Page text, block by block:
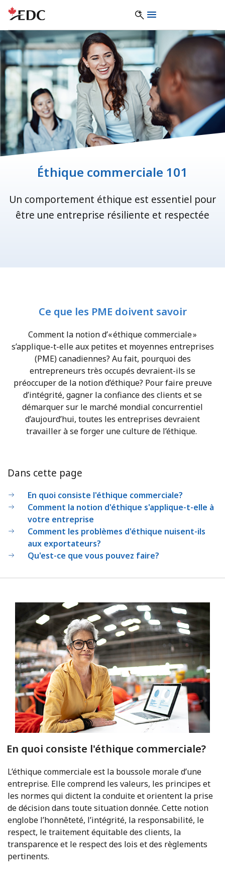
Éthique commerciale 101
Un comportement éthique est essentiel pour
être une entreprise résiliente et respectée
Ce que les PME doivent savoir
Comment la notion d’« éthique commerciale »
s’applique-t-elle aux petites et moyennes entreprises
(PME) canadiennes? Au fait, pourquoi des
entrepreneurs très occupés devraient-ils se
préoccuper de la notion d’éthique? Pour faire preuve
d’intégrité, gagner la confiance des clients et se
démarquer sur le marché mondial concurrentiel
d’aujourd’hui, toutes les entreprises devraient
travailler à se forger une culture de l’éthique.
Dans cette page
En quoi consiste l'éthique commerciale?
Comment la notion d'éthique s'applique-t-elle à
votre entreprise
Comment les problèmes d'éthique nuisent-ils
aux exportateurs?
Qu'est-ce que vous pouvez faire?
En quoi consiste l'éthique commerciale?
L’éthique commerciale est la boussole morale d’une
entreprise. Elle comprend les valeurs, les principes et
les normes qui dictent la conduite et orientent la prise
de décision dans toute situation donnée. Cette notion
englobe l’honnêteté, l’intégrité, la responsabilité, le
respect, le traitement équitable des clients, la
transparence et le respect des lois et des règlements
pertinents.